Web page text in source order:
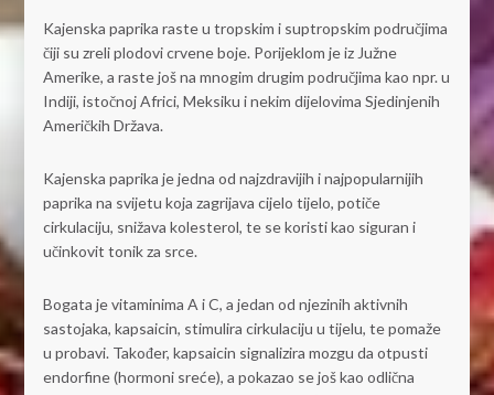
Kajenska paprika raste u tropskim i suptropskim područjima
čiji su zreli plodovi crvene boje. Porijeklom je iz Južne
Amerike, a raste još na mnogim drugim područjima kao npr. u
Indiji, istočnoj Africi, Meksiku i nekim dijelovima Sjedinjenih
Američkih Država.
Kajenska paprika je jedna od najzdravijih i najpopularnijih
paprika na svijetu koja zagrijava cijelo tijelo, potiče
cirkulaciju, snižava kolesterol, te se koristi kao siguran i
učinkovit tonik za srce.
Bogata je vitaminima A i C, a jedan od njezinih aktivnih
sastojaka, kapsaicin, stimulira cirkulaciju u tijelu, te pomaže
u probavi. Također, kapsaicin signalizira mozgu da otpusti
endorfine (hormoni sreće), a pokazao se još kao odlična